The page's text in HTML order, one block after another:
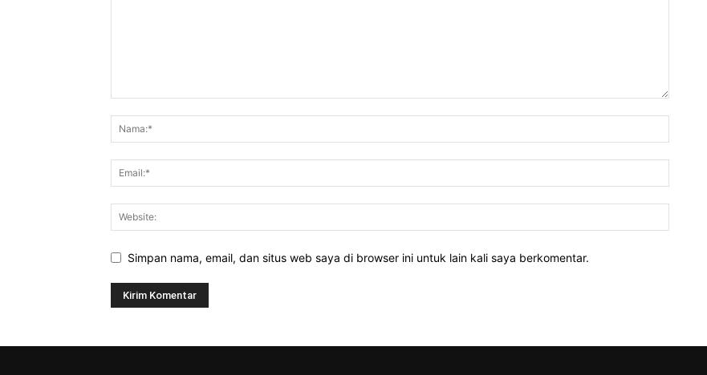
Simpan nama, email, dan situs web saya di browser ini untuk lain kali saya berkomentar.